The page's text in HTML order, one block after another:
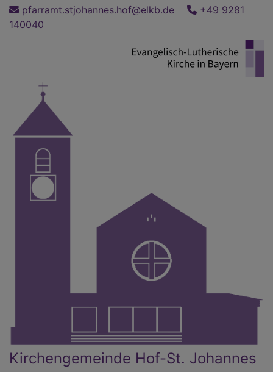
Direkt
zum
pfarramt.stjohannes.hof@elkb.de
+49 9281
140040
Kirchengemeinde Hof-St. Johannes